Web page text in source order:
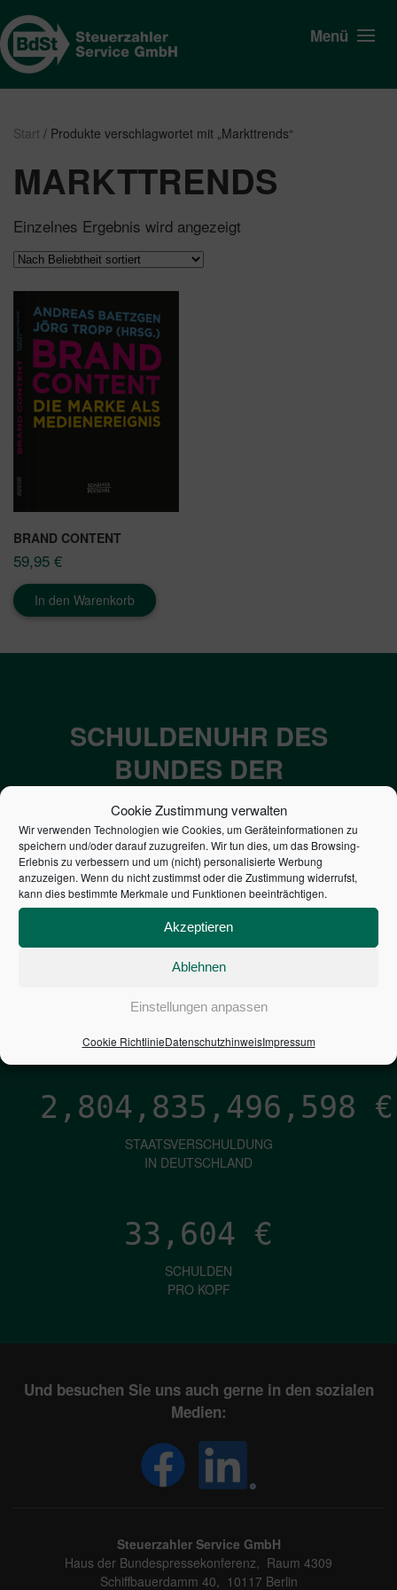
Cookie Zustimmung verwalten
Wir verwenden Technologien wie Cookies, um Geräteinformationen zu
speichern und/oder darauf zuzugreifen. Wir tun dies, um das Browsing-
Erlebnis zu verbessern und um (nicht) personalisierte Werbung
anzuzeigen. Wenn du nicht zustimmst oder die Zustimmung widerrufst,
kann dies bestimmte Merkmale und Funktionen beeinträchtigen.
Akzeptieren
Ablehnen
Einstellungen anpassen
Cookie RichtlinieDatenschutzhinweisImpressum
Menü
Start / Produkte verschlagwortet mit „Markttrends“
MARKTTRENDS
Einzelnes Ergebnis wird angezeigt
BRAND CONTENT
59,95 €
In den Warenkorb
SCHULDENUHR DES
BUNDES DER
STEUERZAHLER
7,052€
NEUVERSCHULDUNG
PRO SEKUNDE
1,601
ZINSEN
PRO SEKUNDE
2,804,835,497,444 €
STAATSVERSCHULDUNG
IN DEUTSCHLAND
33,604 €
SCHULDEN
PRO KOPF
Und besuchen Sie uns auch gerne in den sozialen
Medien:
Steuerzahler Service GmbH
Haus der Bundespressekonferenz, Raum 4309
Schiffbauerdamm 40, 10117 Berlin